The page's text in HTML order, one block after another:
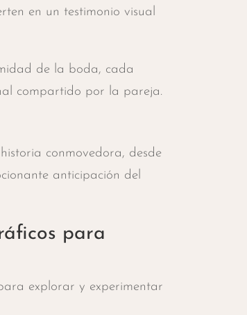
en un testimonio visual
de la boda, cada
compartido por la pareja.
conmovedora, desde
anticipación del
para
explorar y experimentar